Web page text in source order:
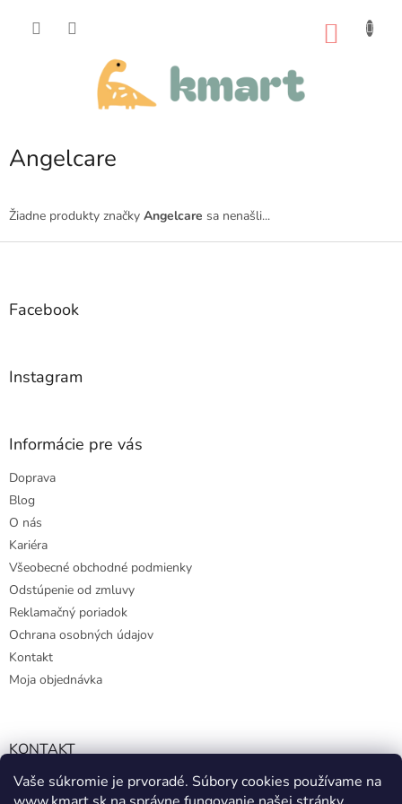
Vaše súkromie je prvoradé. Súbory cookies používame na
Angelcare
Žiadne produkty značky Angelcare sa nenašli...
Z
Facebook
Instagram
Informácie pre vás
Doprava
Blog
O nás
Kariéra
Všeobecné obchodné podmienky
Odstúpenie od zmluvy
Reklamačný poriadok
Ochrana osobných údajov
Kontakt
Moja objednávka
KONTAKT
info@kmart.sk